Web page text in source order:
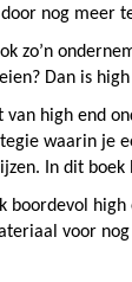
nog meer
zo’n
Dan is
van high end
waarin je
In dit
boordevol
voor